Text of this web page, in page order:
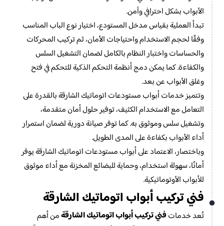
الأبواب بشكل احترافي وآمن.
تبدأ العملية بقياس مدخل المستودع، اختيار نوع الباب المناسب
وفقًا لحجم الاستخدام واحتياجات الأمان، ثم تركيب المحركات
والحساسات واختبار النظام بالكامل لضمان التشغيل السلس
والكفاءة. كما يمكن دمج أنظمة التحكم الذكية للتحكم في فتح
وغلق الأبواب عن بعد.
وتتميز خدمات أبواب مستودعات اتوماتيك الشارقة بالقدرة على
التعامل مع الاستخدام الكثيف، توفير حلول أمان متقدمة،
وتشغيل سلس وموثوق به. كما توفر صيانة دورية لضمان استمرار
أداء الأبواب بكفاءة على المدى الطويل.
وباختصار، الاعتماد على أبواب مستودعات اتوماتيك الشارقة يوفر
أمانًا، سهولة استخدام، وحماية للبضائع المخزنة مع أداء موثوق
للأبواب الأوتوماتيكية.
فني تركيب أبواب اتوماتيك الشارقة
تُعد خدماتفني تركيب أبواب اتوماتيك الشارقةمن أهم